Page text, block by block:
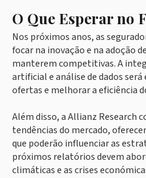
O Que Esperar no
Nos próximos anos, as
focar na inovação e na adoção
manterem competitivas. A
artificial e análise de dados
ofertas e melhorar a eficiência
Além disso, a Allianz Research
tendências do mercado,
que poderão influenciar as
próximos relatórios devem
climáticas e as crises